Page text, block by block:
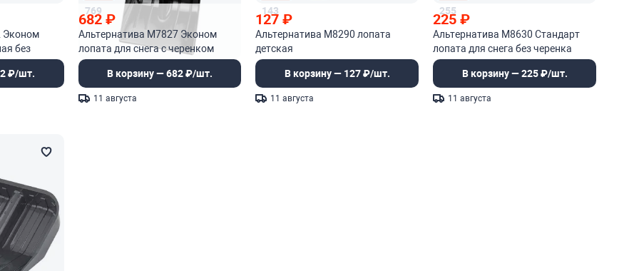
Эконом
без
₽/шт.
769
682 ₽
Альтернатива М7827 Эконом
лопата для снега с черенком
В корзину — 682 ₽/шт.
11 августа
143
127₽
Альтернатива М8290 лопата
детская
В корзину — 127 ₽/шт.
11 августа
255
225₽
Альтернатива М8630 Стандарт
лопата для снега без черенка
В корзину — 225 ₽/шт.
11 августа